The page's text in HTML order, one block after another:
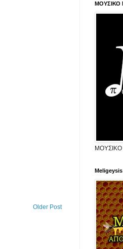
Older Post
ΜΟΥΣΙΚΟ
Meligeysis